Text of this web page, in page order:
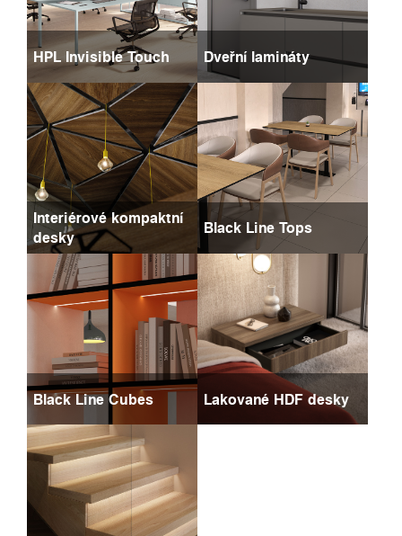
HPL Invisible Touch Dveřní lamináty
Interiérové kompaktní
desky
Black Line Tops
Black Line Cubes Lakované HDF desky